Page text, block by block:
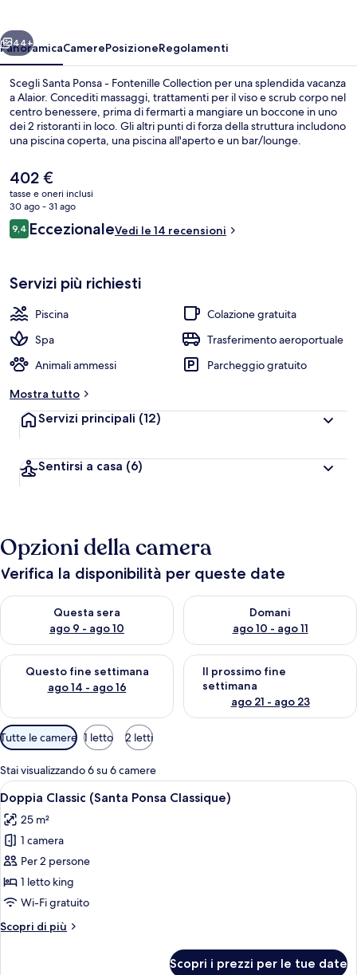
Avanti
44+
PanoramicaCamerePosizioneRegolamenti
Scegli Santa Ponsa - Fontenille Collection per una splendida vacanza
a Alaior. Concediti massaggi, trattamenti per il viso e scrub corpo nel
centro benessere, prima di fermarti a mangiare un boccone in uno
dei 2 ristoranti in loco. Gli altri punti di forza della struttura includono
una piscina coperta, una piscina all'aperto e un bar/lounge.
Il
prezzo
attuale
è
402 €
402 €
tasse e oneri inclusi
30 ago - 31 ago
Recensioni
9,49,4 su 10
EccezionaleVedi le 14 recensioni
Servizi più richiesti
Piscina
Colazione gratuita
Spa
Trasferimento aeroportuale
Animali ammessi
Parcheggio gratuito
Mostra tutto
Servizi principali (12)
Sentirsi a casa (6)
Opzioni della camera
Verifica la disponibilità per queste date
Questa sera
ago 9 - ago 10
Verifica la disponibilità per questa sera, ago 9 - ago 10
Domani
ago 10 - ago 11
Verifica la disponibilità per
Questo fine settimana
ago 14 - ago 16
Verifica la disponibilità per questo fine settimana, ago 14 -
Il prossimo fine
settimana
ago 21 - ago 23
Verifica la disponibilità per il
Filtri
disponibili
per
le
camere
Tutte le camere 1 letto 2 letti
Stai visualizzando 6 su 6 camere
Apri
tutte
le
foto
per
Doppia
Classic
Ponsa
Una camera da letto con un letto,
2
Doppia Classic (Santa Ponsa Classique)
25 m²
1 camera
Per 2 persone
1 letto king
Wi-Fi gratuito
Scopri di più
Altri
Scopri i prezzi per le tue date